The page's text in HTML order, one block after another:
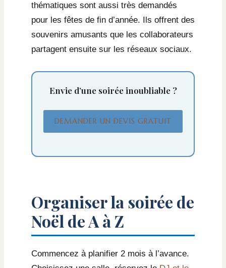
thématiques sont aussi très demandés
pour les fêtes de fin d’année. Ils offrent des
souvenirs amusants que les collaborateurs
partagent ensuite sur les réseaux sociaux.
Envie d’une soirée inoubliable ?
DEMANDER UN DEVIS GRATUIT
Organiser la soirée de
Noël de A à Z
Commencez à planifier 2 mois à l’avance.